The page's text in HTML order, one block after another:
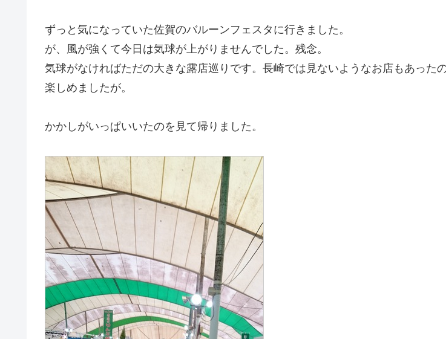
ずっと気になっていた佐賀のバルーンフェスタに行きました。
が、風が強くて今日は気球が上がりませんでした。残念。
気球がなければただの大きな露店巡りです。長崎では見ないようなお店もあった
楽しめましたが。
かかしがいっぱいいたのを見て帰りました。